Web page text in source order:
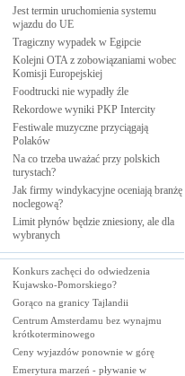
Jest termin uruchomienia systemu
wjazdu do UE
Tragiczny wypadek w Egipcie
Kolejni OTA z zobowiązaniami wobec
Komisji Europejskiej
Foodtrucki nie wypadły źle
Rekordowe wyniki PKP Intercity
Festiwale muzyczne przyciągają
Polaków
Na co trzeba uważać przy polskich
turystach?
Jak firmy windykacyjne oceniają branżę
noclegową?
Limit płynów będzie zniesiony, ale dla
wybranych
Konkurs zachęci do odwiedzenia
Kujawsko-Pomorskiego?
Gorąco na granicy Tajlandii
Centrum Amsterdamu bez wynajmu
krótkoterminowego
Ceny wyjazdów ponownie w górę
Emerytura marzeń - pływanie w